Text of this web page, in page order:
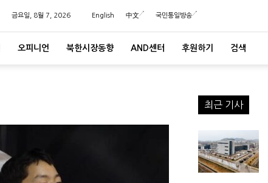
금요일, 8월 7, 2026 English 中文 국민통일방송
오피니언 북한시장동향 AND센터 후원하기 검색
최근 기사